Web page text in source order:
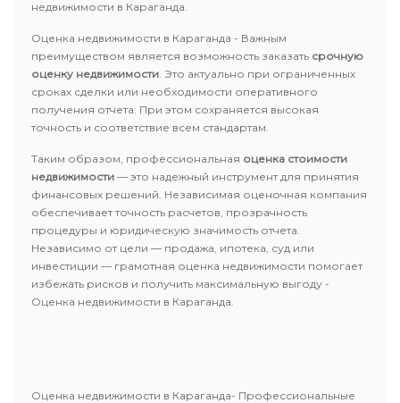
недвижимости в Караганда.
Оценка недвижимости в Караганда - Важным
преимуществом является возможность заказать срочную
оценку недвижимости. Это актуально при ограниченных
сроках сделки или необходимости оперативного
получения отчета. При этом сохраняется высокая
точность и соответствие всем стандартам.
Таким образом, профессиональная оценка стоимости
недвижимости — это надежный инструмент для принятия
финансовых решений. Независимая оценочная компания
обеспечивает точность расчетов, прозрачность
процедуры и юридическую значимость отчета.
Независимо от цели — продажа, ипотека, суд или
инвестиции — грамотная оценка недвижимости помогает
избежать рисков и получить максимальную выгоду -
Оценка недвижимости в Караганда.
Оценка недвижимости в Караганда- Профессиональные